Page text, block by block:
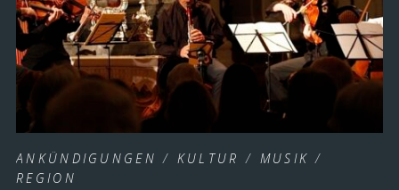
ANKÜNDIGUNGEN / KULTUR / MUSIK /
REGION